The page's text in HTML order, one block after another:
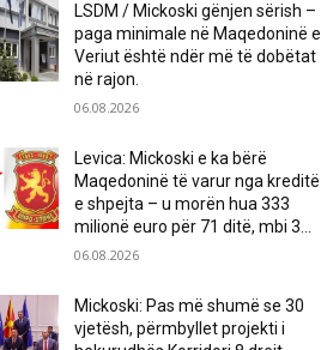
LSDM / Mickoski gënjen sërish –
paga minimale në Maqedoninë e
Veriut është ndër më të dobëtat
në rajon.
06.08.2026
Levica: Mickoski e ka bërë
Maqedoninë të varur nga kreditë
e shpejta – u morën hua 333
milionë euro për 71 ditë, mbi 3...
06.08.2026
Mickoski: Pas më shumë se 30
vjetësh, përmbyllet projekti i